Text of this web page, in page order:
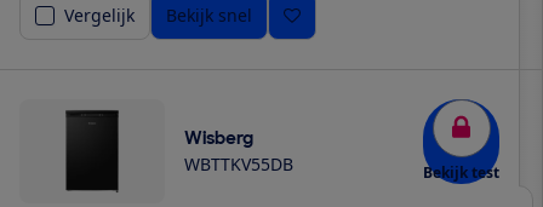
Vergelijk
Bekijk snel
Wisberg
WBTTKV55DB Bekijk test